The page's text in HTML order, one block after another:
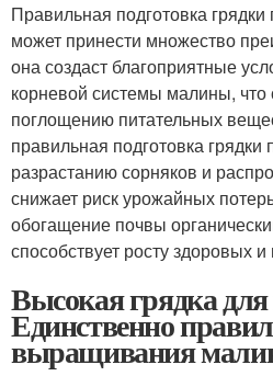
Правильная подготовка
может принести множество
она создаст благоприятные
корневой системы малины, что
поглощению питательных
правильная подготовка грядки
разрастанию сорняков и
снижает риск урожайных
обогащение почвы
способствует росту здоровых
Высокая грядка
Единственно
выращивания